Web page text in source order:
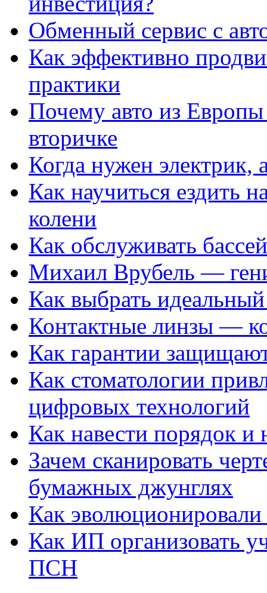
Обменный сервис с
Как эффективно
практики
Почему авто из
вторичке
Когда нужен электрик,
Как научиться ездить
колени
Как обслуживать
Михаил Врубель —
Как выбрать
Контактные линзы —
Как гарантии
Как стоматологии
цифровых технологий
Как навести порядок и
Зачем сканировать
бумажных джунглях
Как
Как ИП организовать
ПСН